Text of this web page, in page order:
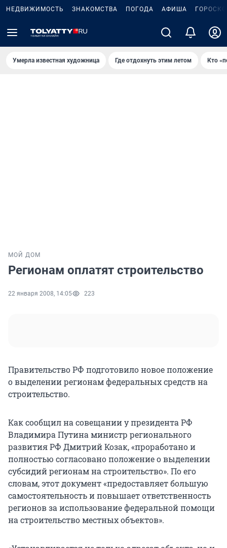
НЕДВИЖИМОСТЬ ЗНАКОМСТВА ПОГОДА АФИША
Умерла известная художница Где отдохнуть этим летом Кто
МОЙ ДОМ
Регионам оплатят строительство
22 января 2008, 14:05 223
Правительство РФ подготовило новое положение
о выделении регионам федеральных средств на
строительство.
Как сообщил на совещании у президента РФ
Владимира Путина министр регионального
развития РФ Дмитрий Козак, «проработано и
полностью согласовано положение о выделении
субсидий регионам на строительство». По его
словам, этот документ «предоставляет большую
самостоятельность и повышает ответственность
регионов за использование федеральной помощи
на строительство местных объектов».